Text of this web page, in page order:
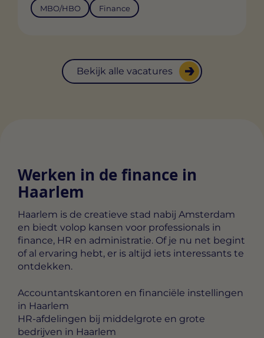
MBO/HBO Finance
Bekijk alle vacatures
Werken in de finance in
Haarlem
Haarlem is de creatieve stad nabij Amsterdam
en biedt volop kansen voor professionals in
finance, HR en administratie. Of je nu net begint
of al ervaring hebt, er is altijd iets interessants te
ontdekken.
Accountantskantoren en financiële instellingen
in Haarlem
HR-afdelingen bij middelgrote en grote
bedrijven in Haarlem